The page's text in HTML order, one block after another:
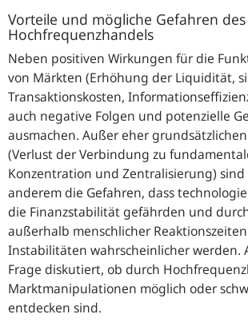
Vorteile und mögliche Gefahren des
Hochfrequenzhandels
Neben positiven Wirkungen für die
von Märkten (Erhöhung der Liquidität,
Transaktionskosten,
auch negative Folgen und potenzielle
ausmachen. Außer eher
(Verlust der Verbindung zu
Konzentration und Zentralisierung)
anderem die Gefahren, dass
die Finanzstabilität gefährden und
außerhalb menschlicher
Instabilitäten wahrscheinlicher werden.
Frage diskutiert, ob durch
Marktmanipulationen möglich oder
entdecken sind.